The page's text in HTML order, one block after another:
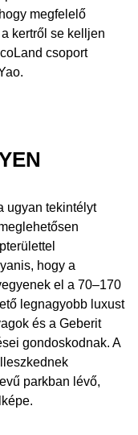
megfelelő
kertről se kelljen
csoport
ugyan tekintélyt
hogy a
el a 70–170
legnagyobb luxust
és a Geberit
gondoskodnak. A
parkban lévő,